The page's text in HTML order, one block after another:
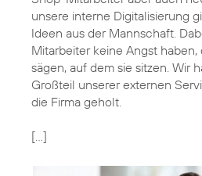
unsere interne Digitalisierung
Ideen aus der Mannschaft.
Mitarbeiter keine Angst haben,
sägen, auf dem sie sitzen. Wir
Großteil unserer externen
die Firma geholt.
[…]